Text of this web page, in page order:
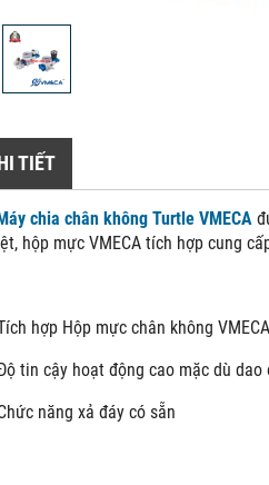
TIẾT
Máy chia chân không Turtle VMECA
hộp mực VMECA tích hợp cung
hợp Hộp mực chân không
tin cậy hoạt động cao mặc dù
năng xả đáy có sẵn